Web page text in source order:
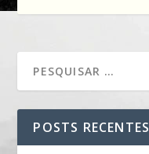
POSTS RECENTES